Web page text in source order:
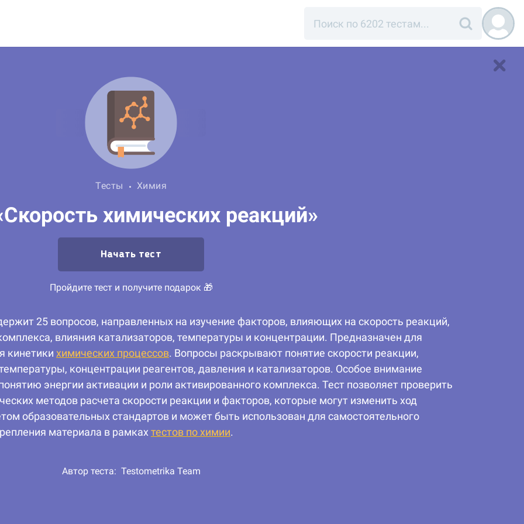
Тесты Химия
химических реакций»
Начать тест
Пройдите тест и получите подарок 🎁
25 вопросов, направленных на изучение факторов, влияющих на скорость реакций,
влияния катализаторов, температуры и концентрации. Предназначен для
кинетики химических процессов. Вопросы раскрывают понятие скорости реакции,
концентрации реагентов, давления и катализаторов. Особое внимание
энергии активации и роли активированного комплекса. Тест позволяет проверить
методов расчета скорости реакции и факторов, которые могут изменить ход
образовательных стандартов и может быть использован для самостоятельного
материала в рамкахтестов по химии.
Автор теста: Testometrika Team